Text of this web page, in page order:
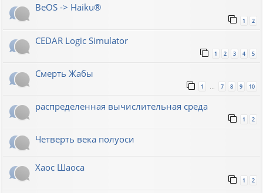
BeOS -> Haiku®
1 2
CEDAR Logic Simulator
1 2 3 4 5
Смерть Жабы
1 7 8 9 10
распределенная вычислительная среда
1 2
Четверть века полуоси
Хаос Шаоса
1 2